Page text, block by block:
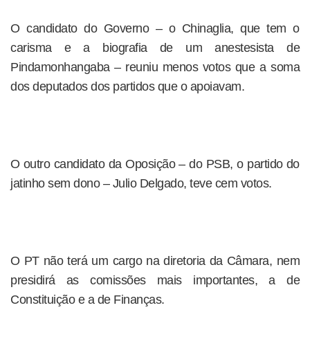
O candidato do Governo – o Chinaglia, que tem o
carisma e a biografia de um anestesista de
Pindamonhangaba – reuniu menos votos que a soma
dos deputados dos partidos que o apoiavam.
O outro candidato da Oposição – do PSB, o partido do
jatinho sem dono – Julio Delgado, teve cem votos.
O PT não terá um cargo na diretoria da Câmara, nem
presidirá as comissões mais importantes, a de
Constituição e a de Finanças.